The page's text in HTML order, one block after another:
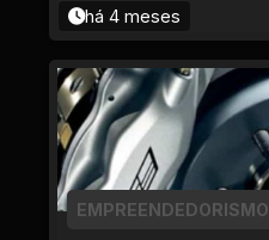
há 4 meses
EMPREENDEDORISMO